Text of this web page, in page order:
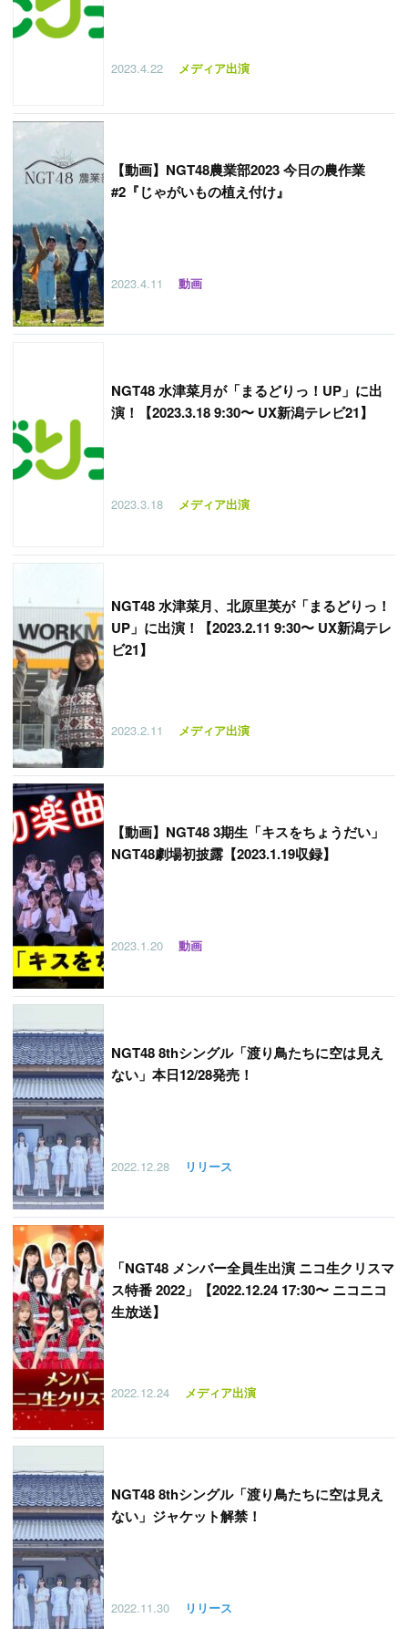
2023.4.22 メディア出演
【動画】NGT48農業部2023 今日の農作業
#2『じゃがいもの植え付け』
2023.4.11 動画
NGT48 水津菜月が「まるどりっ！UP」に出
演！【2023.3.18 9:30〜 UX新潟テレビ21】
2023.3.18 メディア出演
NGT48 水津菜月、北原里英が「まるどりっ！
UP」に出演！【2023.2.11 9:30〜 UX新潟テレ
ビ21】
2023.2.11 メディア出演
【動画】NGT48 3期生「キスをちょうだい」
NGT48劇場初披露【2023.1.19収録】
2023.1.20 動画
NGT48 8thシングル「渡り鳥たちに空は見え
ない」本日12/28発売！
2022.12.28 リリース
「NGT48 メンバー全員生出演 ニコ生クリスマ
ス特番 2022」【2022.12.24 17:30〜 ニコニコ
生放送】
2022.12.24 メディア出演
NGT48 8thシングル「渡り鳥たちに空は見え
ない」ジャケット解禁！
2022.11.30 リリース